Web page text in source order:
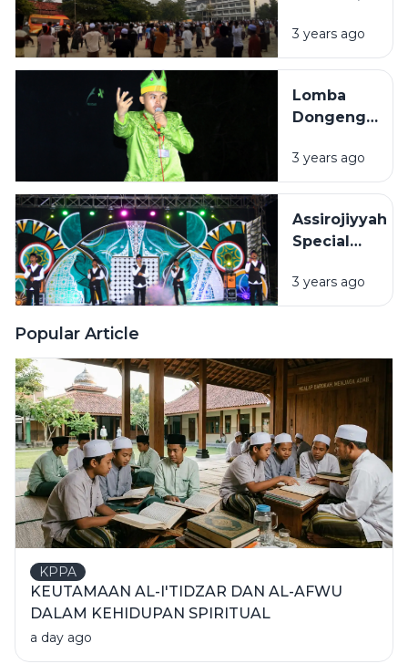
ASSIROJIYYAH
TERAPKAN
SEHAT
3 years ago
Lomba
Dongeng
Bahasa
Arab, Cara
Dakwah
Tingkatkan
Berbahasa
3 years ago
Assirojiyyah
Special
Kedua
Tampil
3 years ago
Popular Article
KPPA
KEUTAMAAN AL-I'TIDZAR DAN AL-AFWU
DALAM KEHIDUPAN SPIRITUAL
a day ago